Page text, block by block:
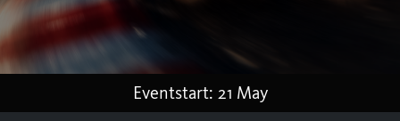
Eventstart: 21 May